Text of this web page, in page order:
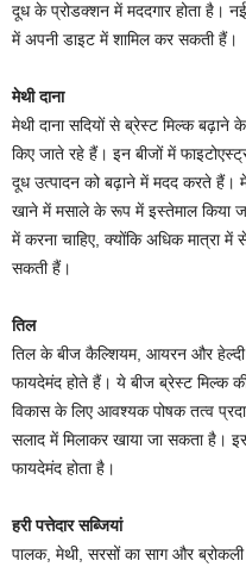
दूध के प्रोडक्शन में मददगार होता है।
में अपनी डाइट में शामिल कर सकती हैं।
मेथी दाना
मेथी दाना सदियों से ब्रेस्ट मिल्क
किए जाते रहे हैं। इन बीजों में
दूध उत्पादन को बढ़ाने में मदद करते हैं।
खाने में मसाले के रूप में इस्तेमाल किया
में करना चाहिए, क्योंकि अधिक मात्रा
सकती हैं।
तिल
तिल के बीज कैल्शियम, आयरन और
फायदेमंद होते हैं। ये बीज ब्रेस्ट मिल्क
विकास के लिए आवश्यक पोषक तत्व
सलाद में मिलाकर खाया जा सकता है।
फायदेमंद होता है।
हरी पत्तेदार सब्जियां
पालक, मेथी, सरसों का साग और